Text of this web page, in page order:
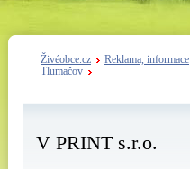
Živéobce.cz
Reklama, informace
Tlumačov
V PRINT s.r.o.